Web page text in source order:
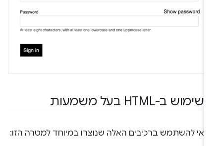
שימוש ב-HTML בעל משמעות
להשתמש ברכיבים האלה שנוצרו במיוחד למטרה הזו: